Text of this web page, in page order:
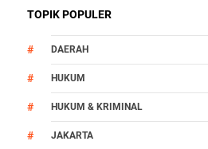
TOPIK POPULER
DAERAH
HUKUM
HUKUM & KRIMINAL
JAKARTA